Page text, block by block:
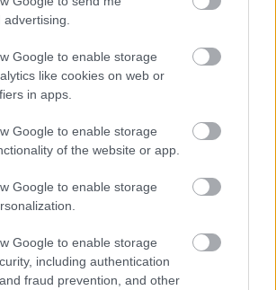
Google to enable storage
like cookies on web or
in apps.
Google to enable storage
of the website or app.
Google to enable storage
Google to enable storage
including authentication
fraud prevention, and other
3 civil halott, 13 sebesült